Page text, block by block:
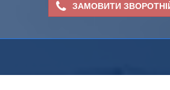
ЗАМОВИТИ